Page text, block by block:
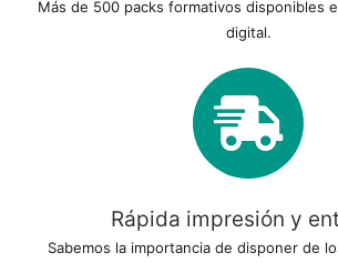
Más de 500 packs formativos disponibles
digital.
Rápida impresión y
Sabemos la importancia de disponer de